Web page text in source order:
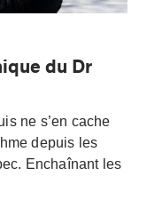
du Dr
ne s’en cache
depuis les
Enchaînant les